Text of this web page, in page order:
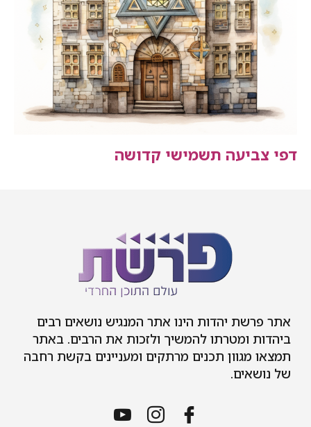
דפי צביעה תשמישי קדושה
אתר פרשת יהדות הינו אתר המנגיש נושאים רבים
ביהדות ומטרתו להמשיך ולזכות את הרבים. באתר
תמצאו מגוון תכנים מרתקים ומעניינים בקשת רחבה
של נושאים.